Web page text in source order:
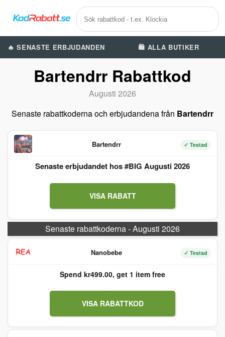
🔥 SENASTE ERBJUDANDEN 🛍️ ALLA BUTIKER
Bartendrr Rabattkod
Augusti 2026
Senaste rabattkoderna och erbjudandena från Bartendrr
Bartendrr ✓ Testad
Senaste erbjudandet hos #BIG Augusti 2026
VISA RABATT
Senaste rabattkoderna - Augusti 2026
Nanobebe ✓ Testad
Spend kr499.00, get 1 item free
VISA RABATTKOD